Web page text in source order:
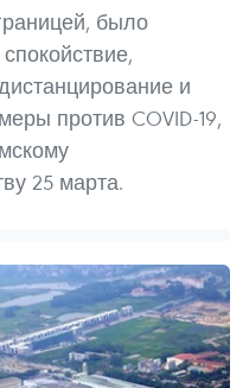
было
и
против COVID-19,
25 марта.